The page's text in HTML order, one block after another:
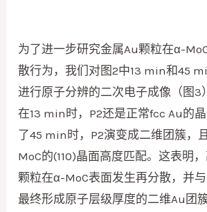
为了进一步研究金属Au颗粒在α-
散行为，我们对图2中13 min和45
进行原子分辨的二次电子成像（图3
在13 min时，P2还是正常fcc Au的
了45 min时，P2演变成二维团簇，
MoC的(110)晶面高度匹配。这表明
颗粒在α-MoC表面发生再分散，并与
最终形成原子层级厚度的二维Au团